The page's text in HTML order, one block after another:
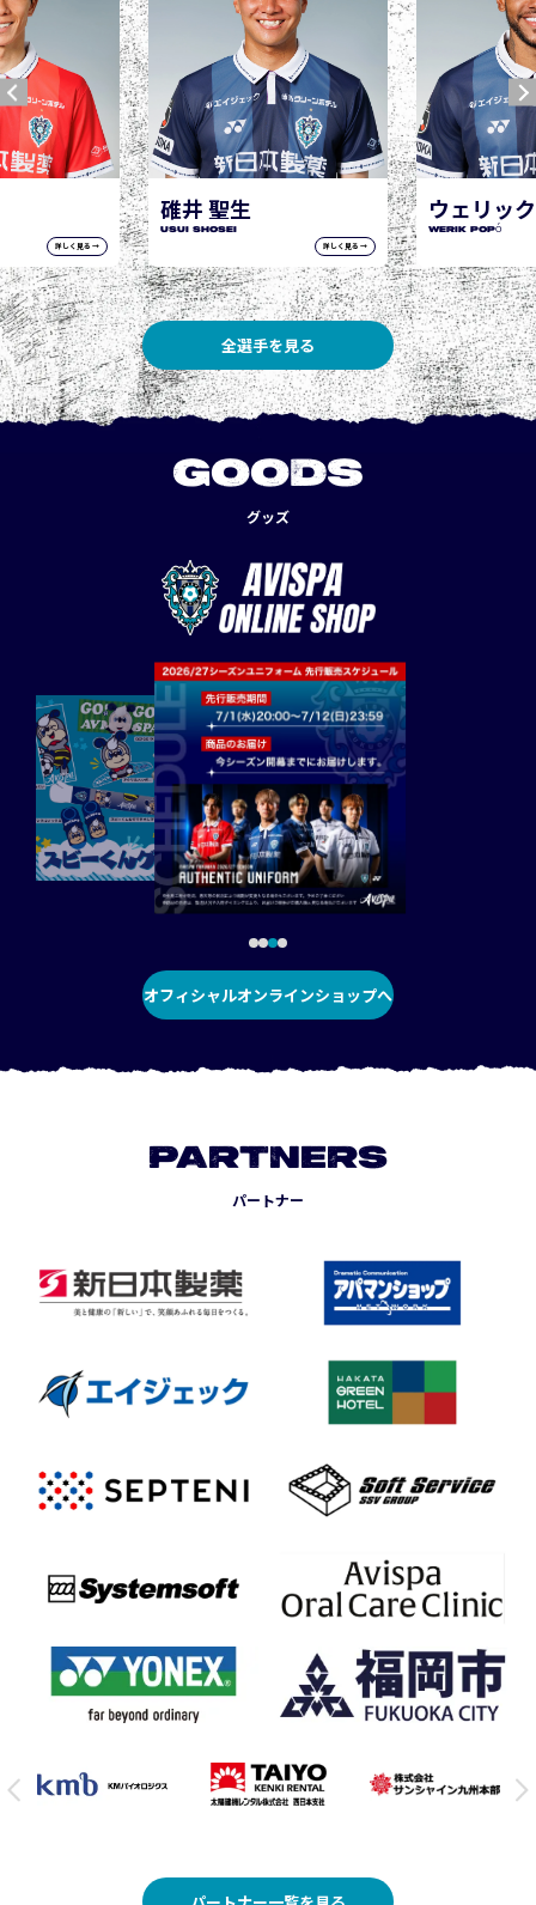
詳しく見る →
ウェリック ポポ
WERIK POPÓ
詳しく見る →
全選手を見る
GOODS
グッズ
オフィシャルオンラインショップへ
PARTNERS
パートナー